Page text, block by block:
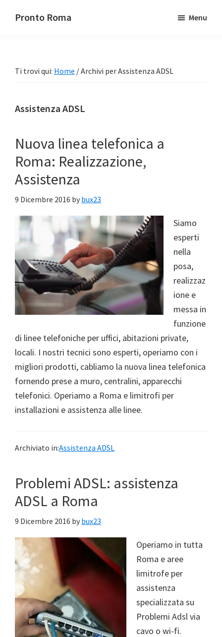
Pronto Roma Menu
Ti trovi qui: Home /Archivi per Assistenza ADSL
Assistenza ADSL
Nuova linea telefonica a
Roma: Realizzazione,
Assistenza
9 Dicembre 2016 by bux23
Siamo
esperti
nella
posa,
realizzaz
ione e
messa in
funzione
di linee telefoniche per uffici, abitazioni private,
locali. I nostri tecnici sono esperti, operiamo con i
migliori prodotti, cabliamo la nuova linea telefonica
fornendo prese a muro, centralini, apparecchi
telefonici. Operiamo a Roma e limitrofi per
installazioni e assistenza alle linee.
Archiviato in:Assistenza ADSL
Problemi ADSL: assistenza
ADSL a Roma
9 Dicembre 2016 by bux23
Operiamo in tutta
Roma e aree
limitrofe per
assistenza
specializzata su
Problemi Adsl via
cavo o wi-fi.